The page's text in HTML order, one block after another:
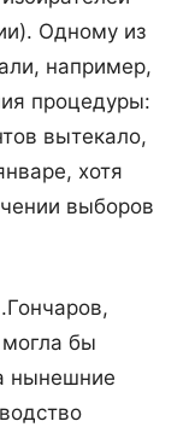
Одному из
например,
процедуры:
вытекало,
хотя
выборов
бы
нынешние